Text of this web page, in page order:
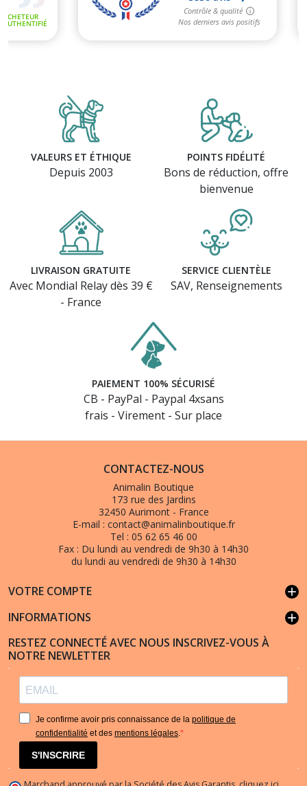
VALEURS ET ÉTHIQUE
Depuis 2003
POINTS FIDÉLITÉ
Bons de réduction, offre
bienvenue
LIVRAISON GRATUITE
Avec Mondial Relay dès 39 €
- France
SERVICE CLIENTÈLE
SAV, Renseignements
PAIEMENT 100% SÉCURISÉ
CB - PayPal - Paypal 4xsans
frais - Virement - Sur place
CONTACTEZ-NOUS
Animalin Boutique
173 rue des Jardins
32450 Aurimont - France
E-mail : contact@animalinboutique.fr
Tel : 05 62 65 46 00
Fax : Du lundi au vendredi de 9h30 à 14h30
du lundi au vendredi de 9h30 à 14h30
VOTRE COMPTE add
INFORMATIONS add
RESTEZ CONNECTÉ AVEC NOUS INSCRIVEZ-VOUS À
NOTRE NEWLETTER
Je confirme avoir pris connaissance de la politique de
confidentialité et des mentions légales.
S'INSCRIRE